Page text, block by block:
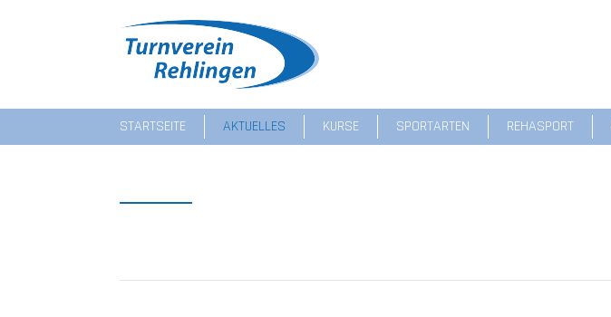
STARTSEITE AKTUELLES KURSE SPORTARTEN REHASPORT